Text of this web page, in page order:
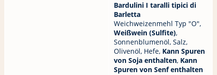
Bardulini I taralli tipici di
Barletta
Weichweizenmehl Typ "O",
Weißwein (Sulfite),
Sonnenblumenöl, Salz,
Olivenöl, Hefe, Kann Spuren
von Soja enthalten, Kann
Spuren von Senf enthalten